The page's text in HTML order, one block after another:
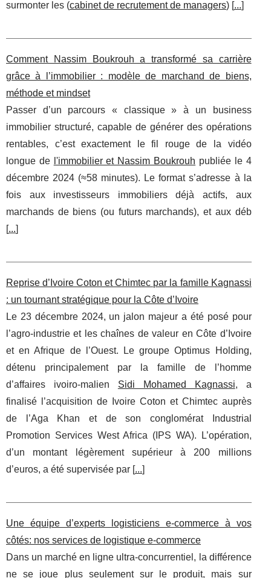
surmonter les (cabinet de recrutement de managers) [...]
Comment Nassim Boukrouh a transformé sa carrière
grâce à l’immobilier : modèle de marchand de biens,
méthode et mindset
Passer d’un parcours « classique » à un business
immobilier structuré, capable de générer des opérations
rentables, c’est exactement le fil rouge de la vidéo
longue de l'immobilier et Nassim Boukrouh publiée le 4
décembre 2024 (≈58 minutes). Le format s’adresse à la
fois aux investisseurs immobiliers déjà actifs, aux
marchands de biens (ou futurs marchands), et aux déb
[...]
Reprise d’Ivoire Coton et Chimtec par la famille Kagnassi
: un tournant stratégique pour la Côte d’Ivoire
Le 23 décembre 2024, un jalon majeur a été posé pour
l’agro‑industrie et les chaînes de valeur en Côte d’Ivoire
et en Afrique de l’Ouest. Le groupe Optimus Holding,
détenu principalement par la famille de l’homme
d’affaires ivoiro‑malien Sidi Mohamed Kagnassi, a
finalisé l’acquisition de Ivoire Coton et Chimtec auprès
de l’Aga Khan et de son conglomérat Industrial
Promotion Services West Africa (IPS WA). L’opération,
d’un montant légèrement supérieur à 200 millions
d’euros, a été supervisée par [...]
Une équipe d’experts logisticiens e-commerce à vos
côtés: nos services de logistique e-commerce
Dans un marché en ligne ultra-concurrentiel, la différence
ne se joue plus seulement sur le produit, mais sur